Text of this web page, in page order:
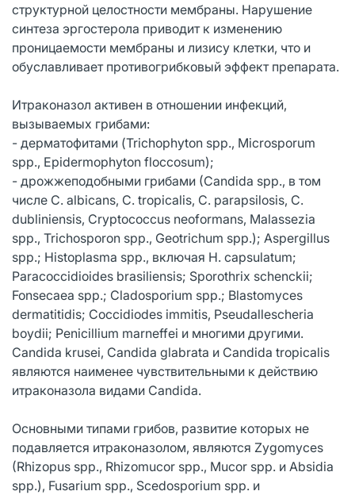
структурной целостности мембраны. Нарушение
синтеза эргостерола приводит к изменению
проницаемости мембраны и лизису клетки, что и
обуславливает противогрибковый эффект препарата.
Итраконазол активен в отношении инфекций,
вызываемых грибами:
- дерматофитами (Trichophyton spp., Microsporum
spp., Epidermophyton floccosum);
- дрожжеподобными грибами (Сandida spp., в том
числе C. albicans, C. tropicalis, C. parapsilosis, C.
dubliniensis, Cryptococcus neoformans, Malassezia
spp., Trichosporon spp., Geotrichum spp.); Aspergillus
spp.; Histoplasma spp., включая H. capsulatum;
Paracoccidioides brasiliensis; Sporothrix schenckii;
Fonsecaea spp.; Cladosporium spp.; Blastomyces
dermatitidis; Coccidiodes immitis, Pseudallescheria
boydii; Penicillium marneffei и многими другими.
Candida krusei, Candida glabrata и Candida tropicalis
являются наименее чувствительными к действию
итраконазола видами Candida.
Основными типами грибов, развитие которых не
подавляется итраконазолом, являются Zygomyces
(Rhizopus spp., Rhizomucor spp., Mucor spp. и Absidia
spp.), Fusarium spp., Scedosporium spp. и